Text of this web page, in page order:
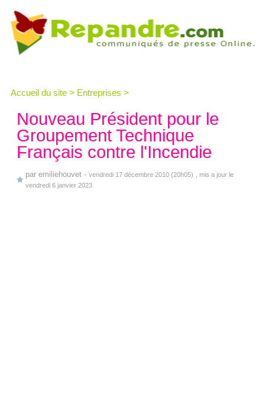
Accueil du site > Entreprises >
Nouveau Président pour le
Groupement Technique
Français contre l'Incendie
par emiliehouvet - vendredi 17 décembre 2010 (20h05)
, mis a jour le
vendredi 6 janvier 2023